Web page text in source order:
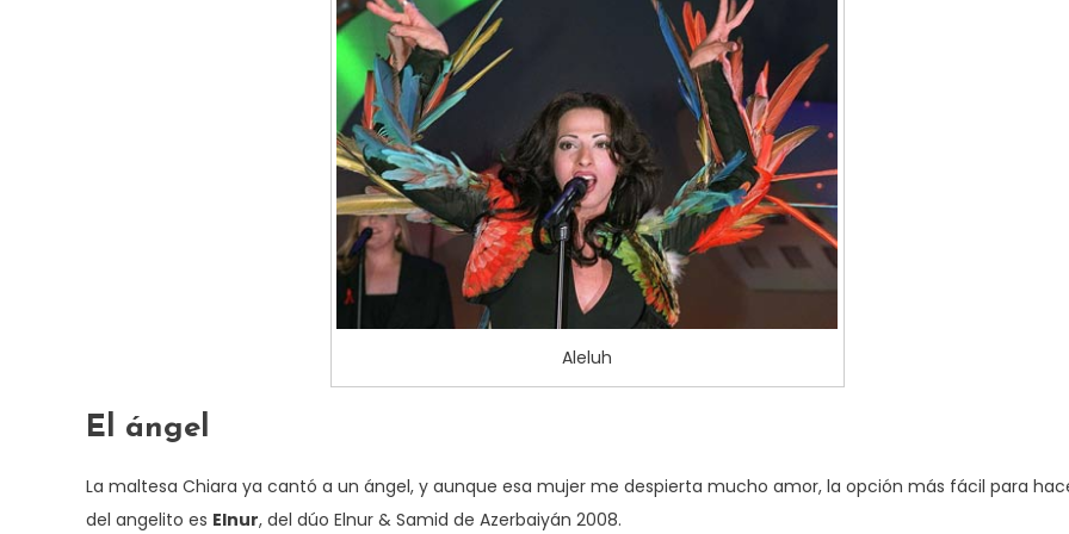
Aleluh
El ángel
La maltesa Chiara ya cantó a un ángel, y aunque esa mujer me despierta mucho amor, la opción más fácil para
del angelito es Elnur, del dúo Elnur & Samid de Azerbaiyán 2008.